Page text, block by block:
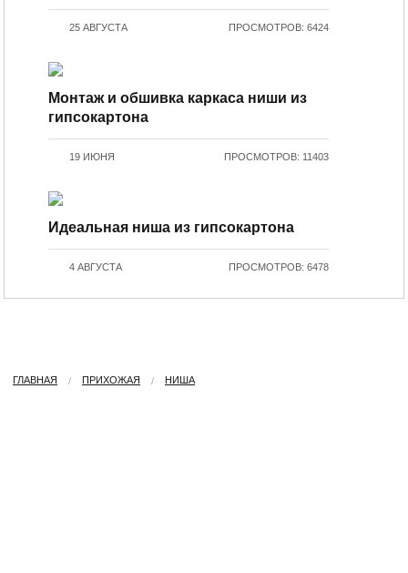
25 АВГУСТА ПРОСМОТРОВ: 6424
Монтаж и обшивка каркаса ниши из
гипсокартона
19 ИЮНЯ ПРОСМОТРОВ: 11403
Идеальная ниша из гипсокартона
4 АВГУСТА ПРОСМОТРОВ: 6478
ГЛАВНАЯ ПРИХОЖАЯ НИША